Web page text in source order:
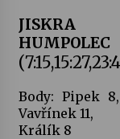
JISKRA
Body: Pipek
Vavřínek 11,
Králík 8